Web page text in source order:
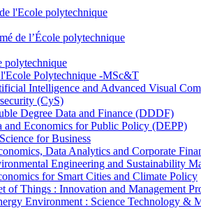
l'Ecole polytechnique
de l’École polytechnique
polytechnique
Polytechnique -MSc&T
Intelligence and Advanced Visual
(CyS)
Degree Data and Finance (DDDF)
Economics for Public Policy (DEPP)
for Business
Data Analytics and Corporate
Engineering and Sustainability
for Smart Cities and Climate Policy
of Things : Innovation and Management
Environment : Science Technology &